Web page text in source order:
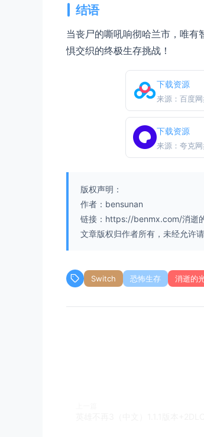
结语
当丧尸的嘶吼响彻哈兰市，唯
惧交织的终极生存挑战！
下载资源
来源：百度
下载资源
来源：夸克
版权声明：
作者：bensunan
链接：https://benmx.com/消逝
文章版权归作者所有，未经允许请
Switch 恐怖生存 消逝的